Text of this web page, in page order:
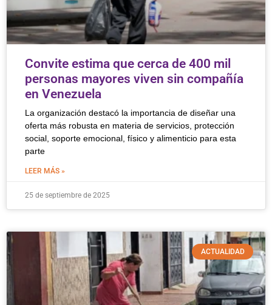
Convite estima que cerca de 400 mil
personas mayores viven sin compañía
en Venezuela
La organización destacó la importancia de diseñar una
oferta más robusta en materia de servicios, protección
social, soporte emocional, físico y alimenticio para esta
parte
LEER MÁS »
25 de septiembre de 2025
ACTUALIDAD